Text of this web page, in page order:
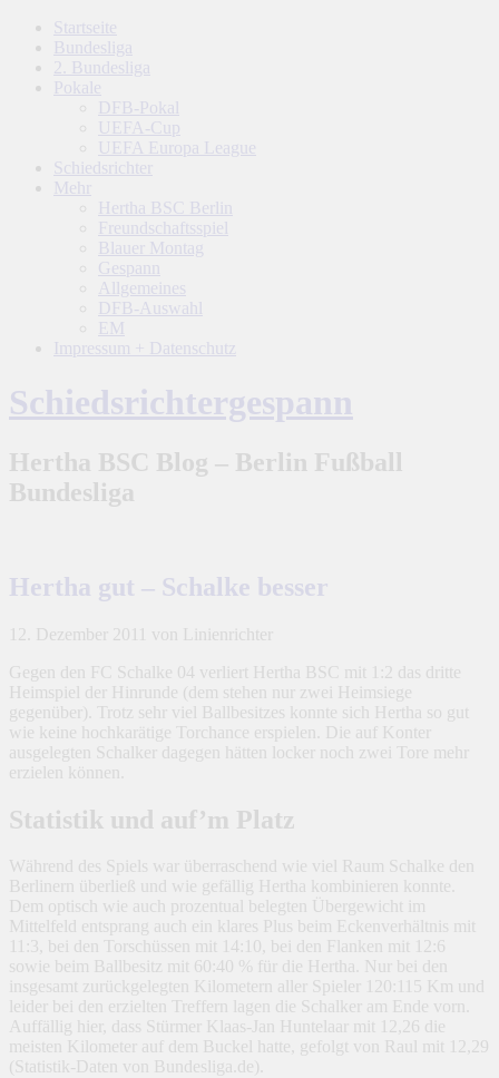
Startseite
Bundesliga
2. Bundesliga
Pokale
DFB-Pokal
UEFA-Cup
UEFA Europa League
Schiedsrichter
Mehr
Hertha BSC Berlin
Freundschaftsspiel
Blauer Montag
Gespann
Allgemeines
DFB-Auswahl
EM
Impressum + Datenschutz
Schiedsrichtergespann
Hertha BSC Blog – Berlin Fußball
Bundesliga
Hertha gut – Schalke besser
12. Dezember 2011
von Linienrichter
Gegen den FC Schalke 04 verliert Hertha BSC mit 1:2 das dritte
Heimspiel der Hinrunde (dem stehen nur zwei Heimsiege
gegenüber). Trotz sehr viel Ballbesitzes konnte sich Hertha so gut
wie keine hochkarätige Torchance erspielen. Die auf Konter
ausgelegten Schalker dagegen hätten locker noch zwei Tore mehr
erzielen können.
Statistik und auf’m Platz
Während des Spiels war überraschend wie viel Raum Schalke den
Berlinern überließ und wie gefällig Hertha kombinieren konnte.
Dem optisch wie auch prozentual belegten Übergewicht im
Mittelfeld entsprang auch ein klares Plus beim Eckenverhältnis mit
11:3, bei den Torschüssen mit 14:10, bei den Flanken mit 12:6
sowie beim Ballbesitz mit 60:40 % für die Hertha. Nur bei den
insgesamt zurückgelegten Kilometern aller Spieler 120:115 Km und
leider bei den erzielten Treffern lagen die Schalker am Ende vorn.
Auffällig hier, dass Stürmer Klaas-Jan Huntelaar mit 12,26 die
meisten Kilometer auf dem Buckel hatte, gefolgt von Raul mit 12,29
(Statistik-Daten von Bundesliga.de).